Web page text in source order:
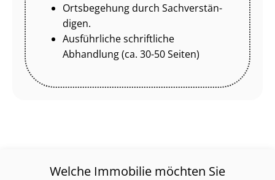
Ortsbegehung durch Sach­ver­stän­
di­gen.
Ausführliche schriftliche
Abhandlung (ca. 30-50 Seiten)
Welche Immobilie möchten Sie